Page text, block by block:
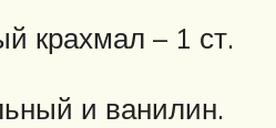
крахмал – 1 ст.
и ванилин.